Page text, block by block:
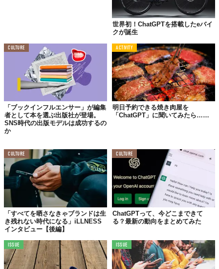
世界初！ChatGPTを搭載したeバイ
クが誕生
CULTURE
「ブックインフルエンサー」が編集
者として本を選ぶ出版社が登場。
SNS時代の出版モデルは成功するの
か
ACTIVITY
明日予約できる焼き肉屋を
「ChatGPT」に聞いてみたら……
CULTURE
「すべてを晒さなきゃブランドは生
き残れない時代になる」iLLNESS
インタビュー【後編】
CULTURE
ChatGPTって、今どこまできて
る？最新の動向をまとめてみた
ISSUE ISSUE